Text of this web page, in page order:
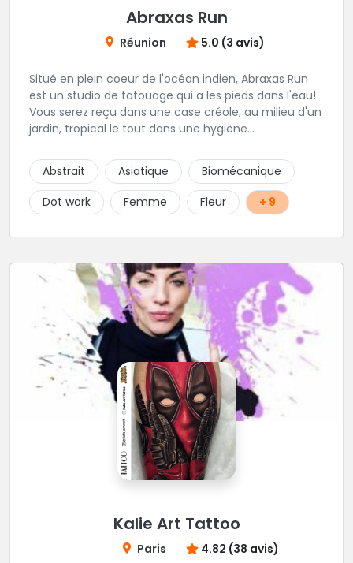
Abraxas Run
Réunion 5.0 (3 avis)
Situé en plein coeur de l'océan indien, Abraxas Run
est un studio de tatouage qui a les pieds dans l'eau!
Vous serez reçu dans une case créole, au milieu d'un
jardin, tropical le tout dans une hygiène
choix de bijoux et uniquement dans des matières
biocompatibles! Vous le trouverez à Saint-Gilles les
Bains...les doigts de pieds en éventail...
Abstrait Asiatique
Biomécanique
Dot work
Femme Fleur + 9
Kalie Art Tattoo
Paris 4.82 (38 avis)